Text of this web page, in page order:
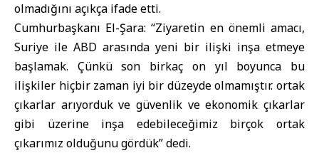
olmadığını açıkça ifade etti.
Cumhurbaşkanı El-Şara: “Ziyaretin en önemli amacı,
Suriye ile ABD arasında yeni bir ilişki inşa etmeye
başlamak. Çünkü son birkaç on yıl boyunca bu
ilişkiler hiçbir zaman iyi bir düzeyde olmamıştır. ortak
çıkarlar arıyorduk ve güvenlik ve ekonomik çıkarlar
gibi üzerine inşa edebileceğimiz birçok ortak
çıkarımız olduğunu gördük” dedi.